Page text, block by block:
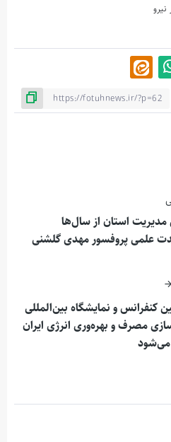
نیرو
مدیریت استان از سال‌ها
علمی پروفسور مهدی گلشنی
کنفرانس و نمایشگاه بین‌المللی
مصرف و بهره‌وری انرژی ایران
می‌شود